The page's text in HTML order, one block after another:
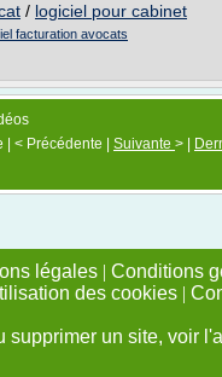
/ logiciel pour cabinet
facturation avocats
| < Précédente | Suivante > |
légales | Conditions
des cookies |
supprimer un site, voir